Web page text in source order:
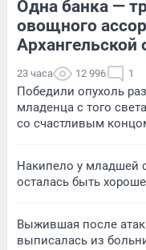
Одна банка —
овощного
Архангельской
23 часа 12 996 1
Победили опухоль
младенца с того
со счастливым
Накипело у младшей
осталась быть
Выжившая после
выписалась из